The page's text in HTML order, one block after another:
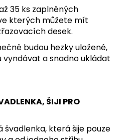
35 ks zaplněných
kterých můžete mít
desek.
budou hezky uložené,
a snadno ukládat
ŠIJI PRO
švadlenka, která šije pouze